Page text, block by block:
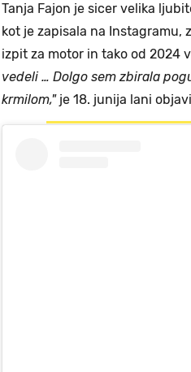
Tanja Fajon je sicer velika
kot je zapisala na Instagramu,
izpit za motor in tako od 2024
vedeli … Dolgo sem zbirala
krmilom,"je 18. junija lani